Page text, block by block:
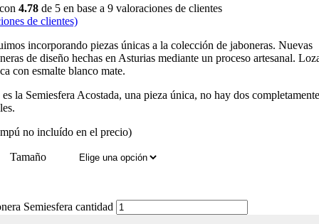
4.78 de 5 en base a 9 valoraciones de clientes
de clientes)
incorporando piezas únicas a la colección de jaboneras. Nuevas
de diseño hechas en Asturias mediante un proceso artesanal.
con esmalte blanco mate.
es la Semiesfera Acostada, una pieza única, no hay dos completamente
no incluído en el precio)
Tamaño
Semiesfera cantidad